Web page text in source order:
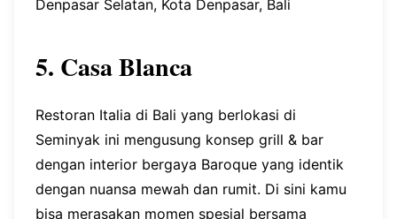
Denpasar Selatan, Kota Denpasar, Bali
5. Casa Blanca
Restoran Italia di Bali yang berlokasi di
Seminyak ini mengusung konsep grill & bar
dengan interior bergaya Baroque yang identik
dengan nuansa mewah dan rumit. Di sini kamu
bisa merasakan momen spesial bersama